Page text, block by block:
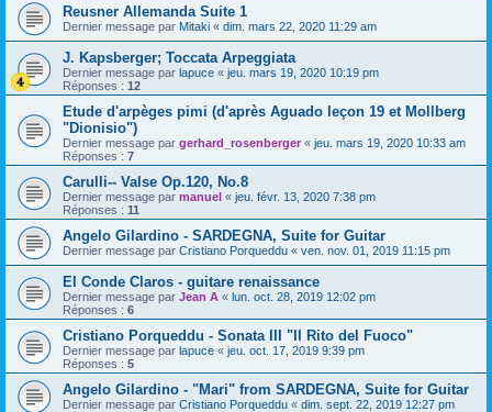
Reusner Allemanda Suite 1
Dernier message par Mitaki « dim. mars 22, 2020 11:29 am
J. Kapsberger; Toccata Arpeggiata
Dernier message par lapuce « jeu. mars 19, 2020 10:19 pm
Réponses : 12
Etude d'arpèges pimi (d'après Aguado leçon 19 et Mollberg
"Dionisio")
Dernier message par gerhard_rosenberger « jeu. mars 19, 2020 10:33 am
Réponses : 7
Carulli-- Valse Op.120, No.8
Dernier message par manuel « jeu. févr. 13, 2020 7:38 pm
Réponses : 11
Angelo Gilardino - SARDEGNA, Suite for Guitar
Dernier message par Cristiano Porqueddu « ven. nov. 01, 2019 11:15 pm
El Conde Claros - guitare renaissance
Dernier message par Jean A « lun. oct. 28, 2019 12:02 pm
Réponses : 6
Cristiano Porqueddu - Sonata III "Il Rito del Fuoco"
Dernier message par lapuce « jeu. oct. 17, 2019 9:39 pm
Réponses : 5
Angelo Gilardino - "Mari" from SARDEGNA, Suite for Guitar
Dernier message par Cristiano Porqueddu « dim. sept. 22, 2019 12:27 pm